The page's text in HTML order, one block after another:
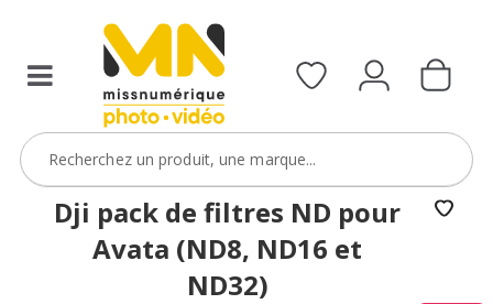
Dji pack de filtres ND pour
Avata (ND8, ND16 et
ND32)